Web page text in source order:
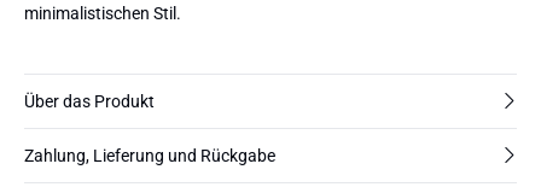
minimalistischen Stil.
Über das Produkt
Zahlung, Lieferung und Rückgabe